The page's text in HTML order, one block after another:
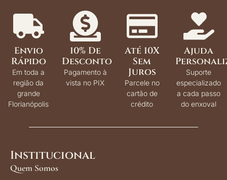
Envio
Rápido
Em toda a
região da
grande
Florianópolis
10% De
Desconto
Pagamento à
vista no PIX
Até 10X
Sem
Juros
Parcele no
cartão de
crédito
Ajuda
Suporte
especializado
a cada passo
do enxoval
Institucional
Quem Somos